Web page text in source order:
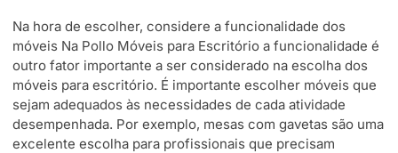
Na hora de escolher, considere a funcionalidade dos
móveis Na Pollo Móveis para Escritório a funcionalidade é
outro fator importante a ser considerado na escolha dos
móveis para escritório. É importante escolher móveis que
sejam adequados às necessidades de cada atividade
desempenhada. Por exemplo, mesas com gavetas são uma
excelente escolha para profissionais que precisam